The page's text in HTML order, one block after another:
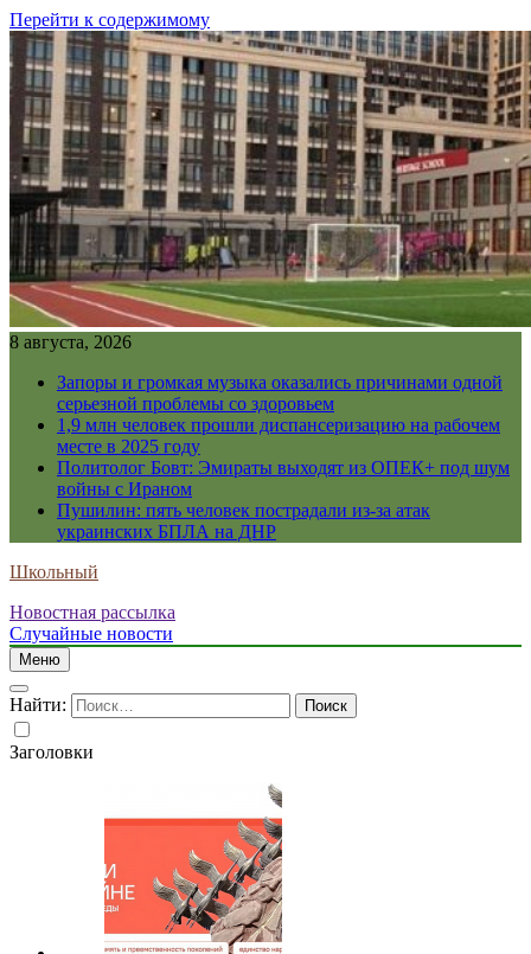
Перейти к содержимому
8 августа, 2026
Запоры и громкая музыка оказались причинами одной
серьезной проблемы со здоровьем
1,9 млн человек прошли диспансеризацию на рабочем
месте в 2025 году
Политолог Бовт: Эмираты выходят из ОПЕК+ под шум
войны с Ираном
Пушилин: пять человек пострадали из-за атак
украинских БПЛА на ДНР
Школьный
Новостная рассылка
Случайные новости
Меню
Найти:
Заголовки